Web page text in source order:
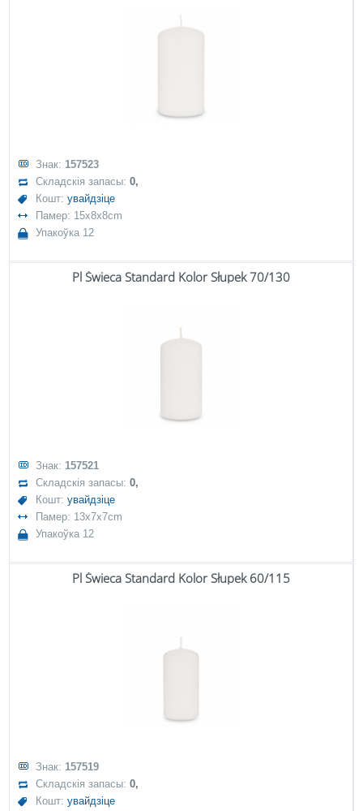
Знак: 157523
Складскія запасы:0,
Кошт:увайдзіце
Памер: 15x8x8cm
Упакоўка 12
Pl Świeca Standard Kolor Słupek 70/130
Знак: 157521
Складскія запасы:0,
Кошт:увайдзіце
Памер: 13x7x7cm
Упакоўка 12
Pl Świeca Standard Kolor Słupek 60/115
Знак: 157519
Складскія запасы:0,
Кошт:увайдзіце